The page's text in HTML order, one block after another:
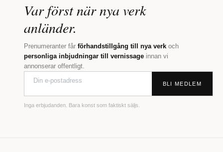
Var först när nya verk
anländer.
Prenumeranter får förhandstillgång till nya verk och
personliga inbjudningar till vernissage innan vi
annonserar offentligt.
BLI MEDLEM
Inga erbjudanden. Bara konst som faktiskt säljs.